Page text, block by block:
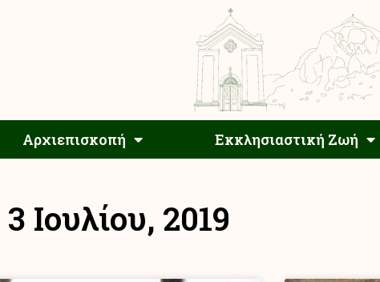
Αρχιεπισκοπή Εκκλησιαστική Ζωή
Αρχιεπισκοπή
3 Ιουλίου, 2019